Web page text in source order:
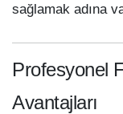
sağlamak adına
Profesyonel
Avantajları